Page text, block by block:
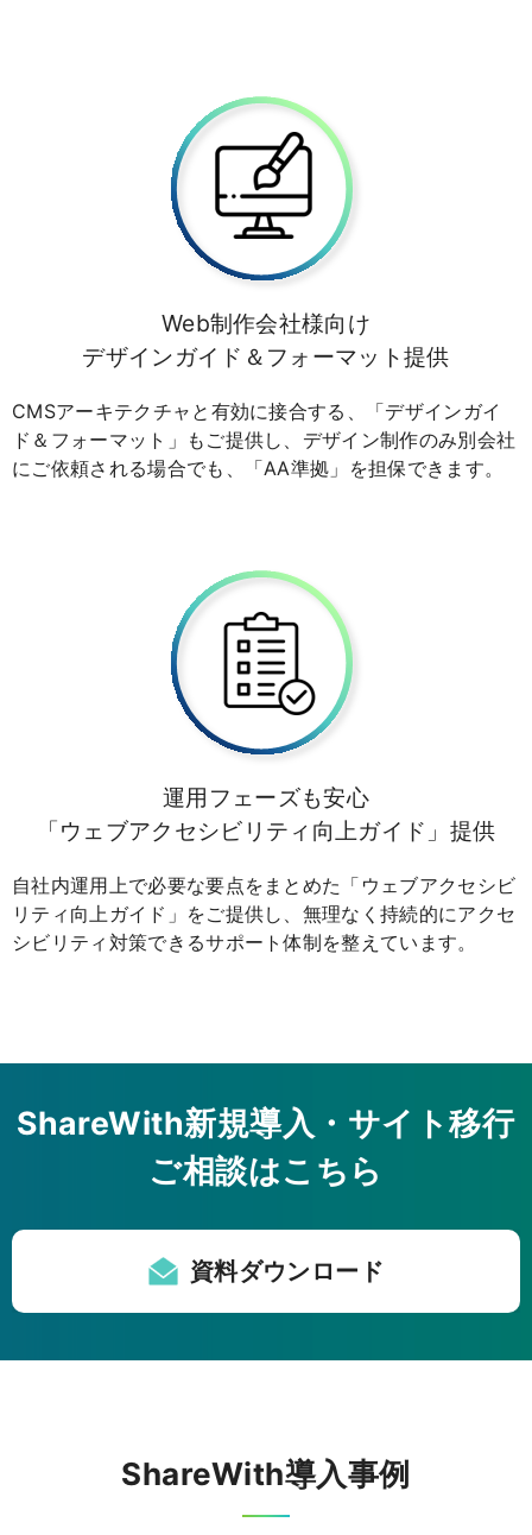
Web制作会社様向け
デザインガイド＆フォーマット提供
CMSアーキテクチャと有効に接合する、「デザインガイ
ド＆フォーマット」もご提供し、デザイン制作のみ別会社
にご依頼される場合でも、「AA準拠」を担保できます。
運用フェーズも安心
「ウェブアクセシビリティ向上ガイド」提供
自社内運用上で必要な要点をまとめた「ウェブアクセシビ
リティ向上ガイド」をご提供し、無理なく持続的にアクセ
シビリティ対策できるサポート体制を整えています。
ShareWith新規導入・サイト移行
ご相談はこちら
資料ダウンロード
ShareWith導入事例